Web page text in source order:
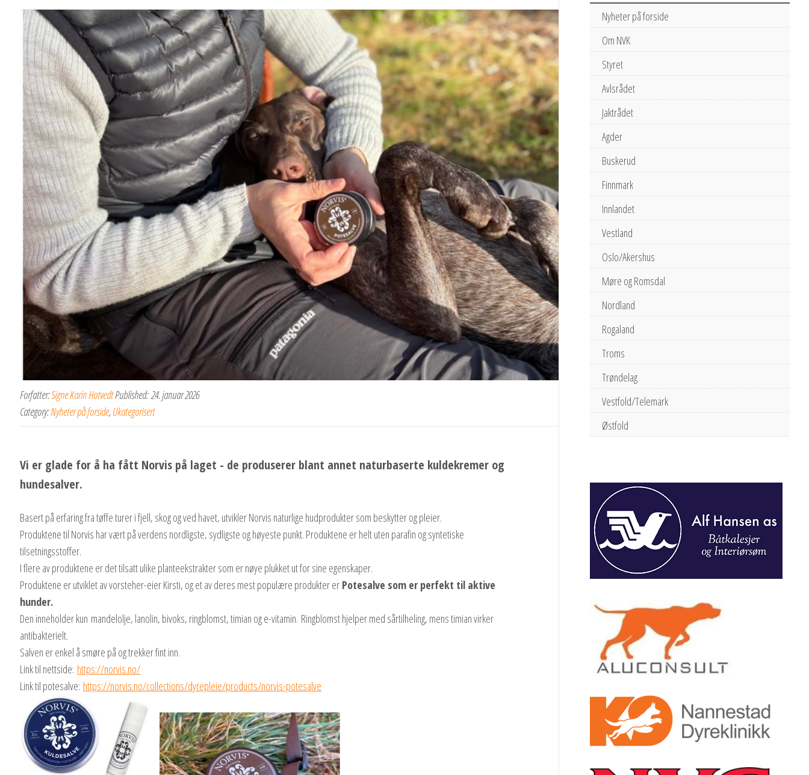
Forfatter:Signe Karin HotvedtPublished: 24. januar 2026
Category:Nyheter på forside,Ukategorisert
Vi er glade for å ha fått Norvis på laget - de produserer blant annet naturbaserte kuldekremer og
hundesalver.
Basert på erfaring fra tøffe turer i fjell, skog og ved havet, utvikler Norvis naturlige hudprodukter som beskytter og pleier.
Produktene til Norvis har vært på verdens nordligste, sydligste og høyeste punkt. Produktene er helt uten parafin og syntetiske
tilsetningsstoffer.
I flere av produktene er det tilsatt ulike planteekstrakter som er nøye plukket ut for sine egenskaper.
Produktene er utviklet av vorsteher-eier Kirsti, og et av deres mest populære produkter er Potesalve som er perfekt til aktive
hunder.
Den inneholder kun mandelolje, lanolin, bivoks, ringblomst, timian og e-vitamin. Ringblomst hjelper med sårtilheling, mens timian virker
antibakterielt.
Salven er enkel å smøre på og trekker fint inn.
Link til nettside: https://norvis.no/
Link til potesalve: https://norvis.no/collections/dyrepleie/products/norvis-potesalve
Nyheter på forside
Om NVK
Styret
Avlsrådet
Jaktrådet
Agder
Buskerud
Finnmark
Innlandet
Vestland
Oslo/Akershus
Møre og Romsdal
Nordland
Rogaland
Troms
Trøndelag
Vestfold/Telemark
Østfold